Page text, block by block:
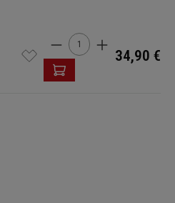
Quantité de
34,90 €